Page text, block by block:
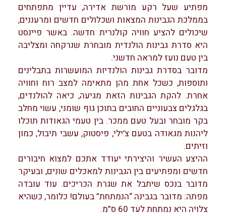
מפתיע שעל רקע מורשת אדירה, עדיין מתפתחים
בממלכת הגבינות המצאות ושכלולים חדשים ומרעננים,
שיכולים להציע חוויה קולנרית חדשה. באשר פיינסט
היא סדרת גבינות הולנדית מובחרת שנרקחה ומצליבה
בין טעם נועז למראה חדשני.
מדובר בסדרת גבינות הולנדיות המועשרות בתבלינים
ותוספות, כשכל אחת מהן מתאימה למצב רוח וחוויה
אחרת. להקת הגבינות הזאת מגיעה, כיאה להולנדים,
בגלגלים צבעוניים החובים בתוכן גוף שומני, עשוי מחלב
בקר מובחר ובעל טעם ממכר. בין טעמי הגאודות תוכלו
ליהנות מגאודה בטעם צ’ילי, פיסטוק, עשבי תיבול, כמון
וזיתים.
ההיצע העשיר והיצירתי יעודד אתכם למצוא חיבורים
חדשים ומפתיעים בין הגבינות למאכלים שונים, ובעיקר
מדובר בנכס שיתבל את שגרת הכריכים. עוד עובדה
מפתה: מדובר בגבינה “הנמתחת” בעולם! כלומר, כשהיא
צלויה היא נמתחת לעד 60 ס”מ.